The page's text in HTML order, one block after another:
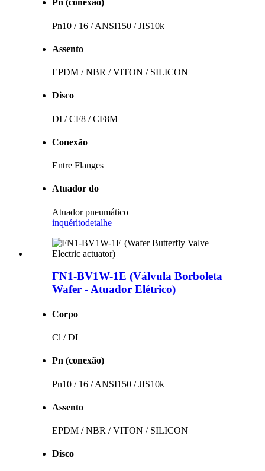
Pn (conexão)
Pn10 / 16 / ANSI150 / JIS10k
Assento
EPDM / NBR / VITON / SILICON
Disco
DI / CF8 / CF8M
Conexão
Entre Flanges
Atuador do
Atuador pneumático
inquéritodetalhe
FN1-BV1W-1E (Válvula Borboleta
Wafer - Atuador Elétrico)
Corpo
Cl / DI
Pn (conexão)
Pn10 / 16 / ANSI150 / JIS10k
Assento
EPDM / NBR / VITON / SILICON
Disco